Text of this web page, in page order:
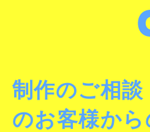
制作のご相
のお客様か